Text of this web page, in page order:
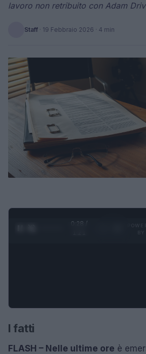
lavoro non retribuito con Adam
Staff · 19 Febbraio 2026 · 4 min
0:29 /
I fatti
FLASH – Nelle ultime ore è